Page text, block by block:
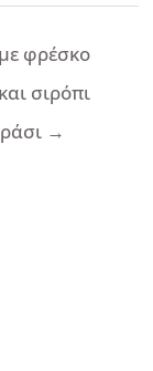
φρέσκο
σιρόπι
→